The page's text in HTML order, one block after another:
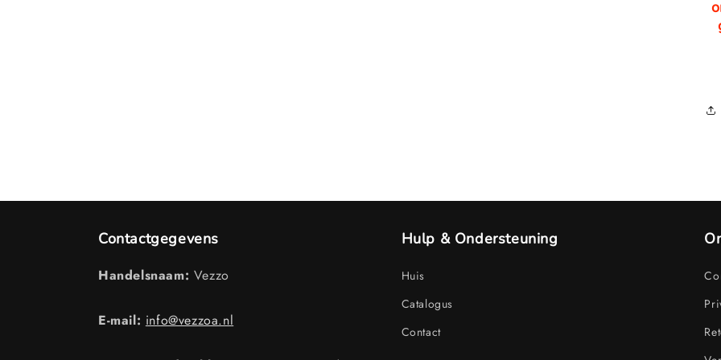
Contactgegevens
Handelsnaam: Vezzo
E-mail: info@vezzoa.nl
Hulp & Ondersteuning
Huis
Catalogus
Contact